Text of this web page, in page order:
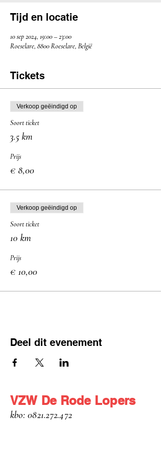
Tijd en locatie
10 sep 2024, 19:00 – 23:00
Roeselare, 8800 Roeselare, België
Tickets
Verkoop geëindigd op
Soort ticket
3.5 km
Prijs
€ 8,00
Verkoop geëindigd op
Soort ticket
10 km
Prijs
€ 10,00
Deel dit evenement
VZW De Rode Lopers
kbo: 0821.272.472